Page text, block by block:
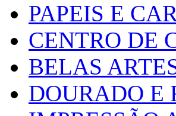
PAPEIS E
CENTRO DE
BELAS
DOURADO E